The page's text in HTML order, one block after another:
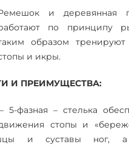
и деревянная
по принципу
образом
и икры.
И ПРЕИМУЩЕСТВА:
фазная – стелька
стопы и
и суставы ног, а